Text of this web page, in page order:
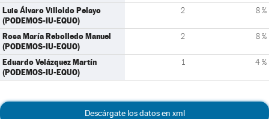
Luis Álvaro Villoldo Pelayo
(PODEMOS-IU-EQUO)
2 8 %
Rosa María Rebolledo Manuel
(PODEMOS-IU-EQUO)
2 8 %
Eduardo Velázquez Martín
(PODEMOS-IU-EQUO)
1 4 %
Descárgate los datos en xml